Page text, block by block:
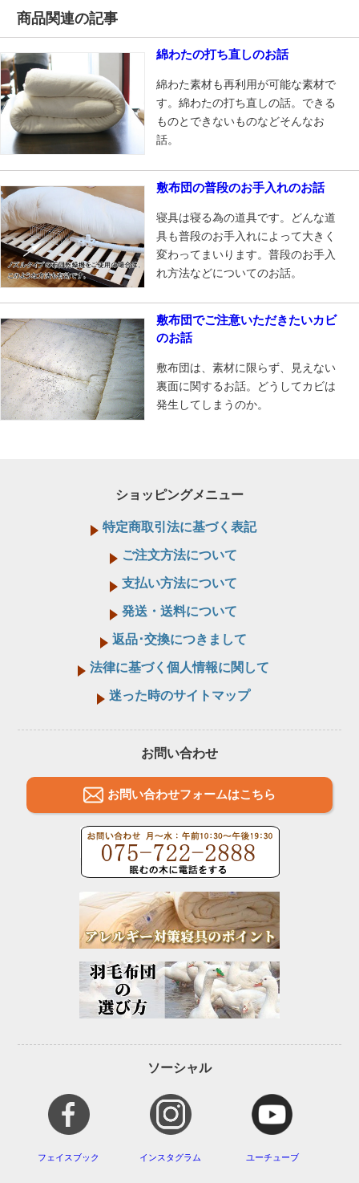
商品関連の記事
綿わたの打ち直しのお話
綿わた素材も再利用が可能な素材で
す。綿わたの打ち直しの話。できる
ものとできないものなどそんなお
話。
敷布団の普段のお手入れのお話
寝具は寝る為の道具です。どんな道
具も普段のお手入れによって大きく
変わってまいります。普段のお手入
れ方法などについてのお話。
敷布団でご注意いただきたいカビ
のお話
敷布団は、素材に限らず、見えない
裏面に関するお話。どうしてカビは
発生してしまうのか。
ショッピングメニュー
特定商取引法に基づく表記
ご注文方法について
支払い方法について
発送・送料について
返品･交換につきまして
法律に基づく個人情報に関して
迷った時のサイトマップ
お問い合わせ
お問い合わせフォームはこちら
ソーシャル
フェイスブック インスタグラム ユーチューブ